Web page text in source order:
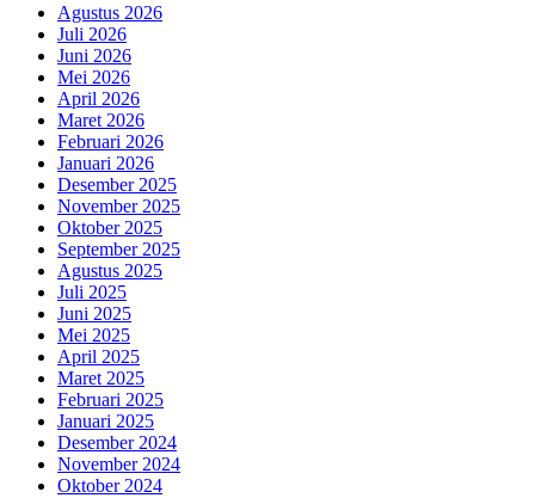
Agustus 2026
Juli 2026
Juni 2026
Mei 2026
April 2026
Maret 2026
Februari 2026
Januari 2026
Desember 2025
November 2025
Oktober 2025
September 2025
Agustus 2025
Juli 2025
Juni 2025
Mei 2025
April 2025
Maret 2025
Februari 2025
Januari 2025
Desember 2024
November 2024
Oktober 2024